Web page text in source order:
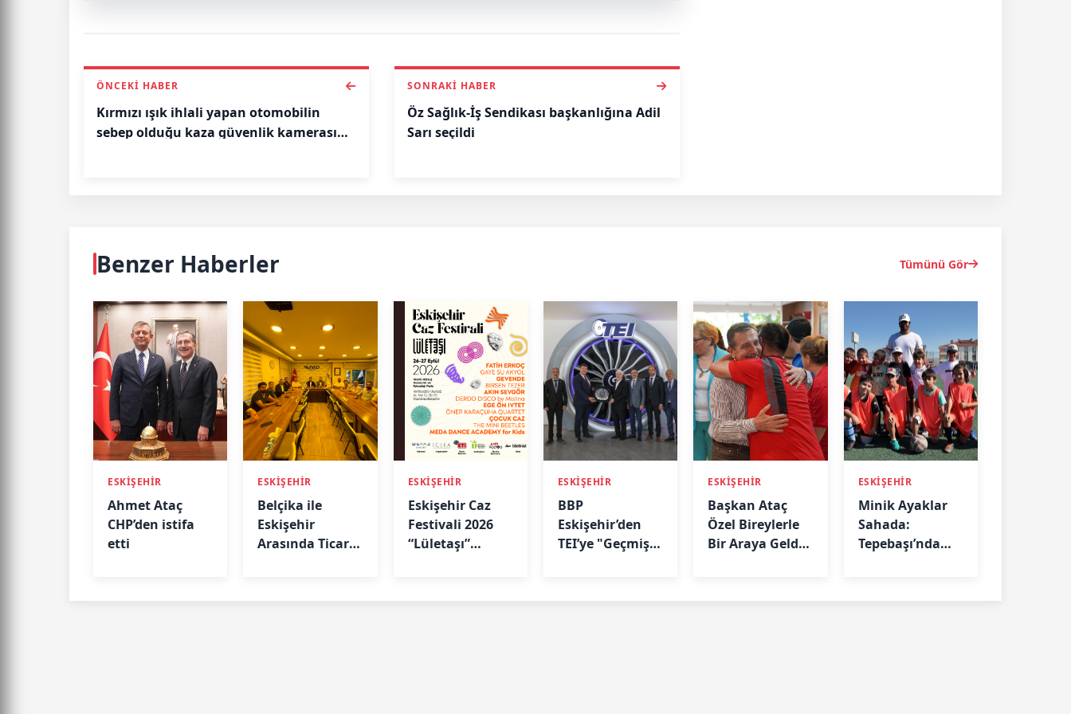
ÖNCEKI HABER
Kırmızı ışık ihlali yapan otomobilin
sebep olduğu kaza güvenlik kamerasına
SONRAKI HABER
Öz Sağlık-İş Sendikası başkanlığına Adil
Sarı seçildi
Benzer Haberler Tümünü Gör
ESKİŞEHİR
Ahmet Ataç
CHP’den istifa
etti
ESKİŞEHİR
Belçika ile
Eskişehir
Arasında Ticari
ESKİŞEHİR
Eskişehir Caz
Festivali 2026
“Lületaşı”
ESKİŞEHİR
BBP
Eskişehir’den
TEI’ye "Geçmiş
ESKİŞEHİR
Başkan Ataç
Özel Bireylerle
Bir Araya Geldi:
ESKİŞEHİR
Minik Ayaklar
Sahada:
Tepebaşı’nda